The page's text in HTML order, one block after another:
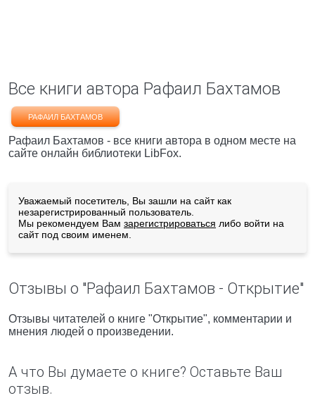
Все книги автора Рафаил Бахтамов
РАФАИЛ БАХТАМОВ
Рафаил Бахтамов - все книги автора в одном месте на
сайте онлайн библиотеки LibFox.
Уважаемый посетитель, Вы зашли на сайт как
незарегистрированный пользователь.
Мы рекомендуем Вам зарегистрироваться либо войти на
сайт под своим именем.
Отзывы о "Рафаил Бахтамов - Открытие"
Отзывы читателей о книге "Открытие", комментарии и
мнения людей о произведении.
А что Вы думаете о книге? Оставьте Ваш
отзыв.